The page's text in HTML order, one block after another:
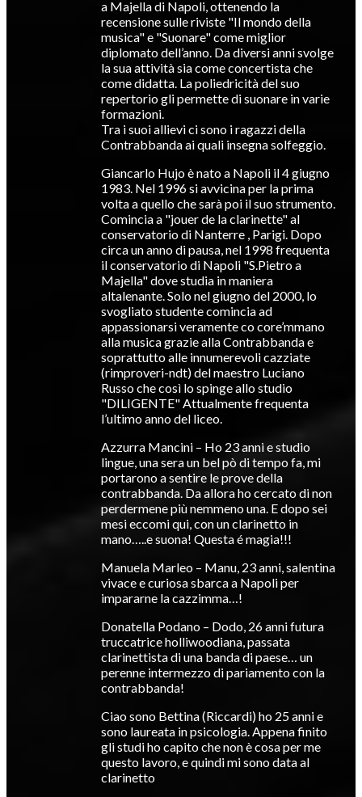
a Majella di Napoli, ottenendo la
recensione sulle riviste "Il mondo della
musica" e "Suonare" come miglior
diplomato dell’anno. Da diversi anni svolge
la sua attività sia come concertista che
come didatta. La poliedricità del suo
repertorio gli permette di suonare in varie
formazioni.
Tra i suoi allievi ci sono i ragazzi della
Contrabbanda ai quali insegna solfeggio.
Giancarlo Hujo è nato a Napoli il 4 giugno
1983. Nel 1996 si avvicina per la prima
volta a quello che sarà poi il suo strumento.
Comincia a "jouer de la clarinette" al
conservatorio di Nanterre , Parigi. Dopo
circa un anno di pausa, nel 1998 frequenta
il conservatorio di Napoli "S.Pietro a
Majella" dove studia in maniera
altalenante. Solo nel giugno del 2000, lo
svogliato studente comincia ad
appassionarsi veramente co core’mmano
alla musica grazie alla Contrabbanda e
soprattutto alle innumerevoli cazziate
(rimproveri-ndt) del maestro Luciano
Russo che così lo spinge allo studio
"DILIGENTE" Attualmente frequenta
l’ultimo anno del liceo.
Azzurra Mancini – Ho 23 anni e studio
lingue, una sera un bel pò di tempo fa, mi
portarono a sentire le prove della
contrabbanda. Da allora ho cercato di non
perdermene più nemmeno una. E dopo sei
mesi eccomi qui, con un clarinetto in
mano…..e suona! Questa é magia!!!
Manuela Marleo – Manu, 23 anni, salentina
vivace e curiosa sbarca a Napoli per
impararne la cazzimma…!
Donatella Podano – Dodo, 26 anni futura
truccatrice holliwoodiana, passata
clarinettista di una banda di paese… un
perenne intermezzo di pariamento con la
contrabbanda!
Ciao sono Bettina (Riccardi) ho 25 anni e
sono laureata in psicologia. Appena finito
gli studi ho capito che non è cosa per me
questo lavoro, e quindi mi sono data al
clarinetto